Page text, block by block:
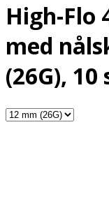
High-Flo
med
(26G),